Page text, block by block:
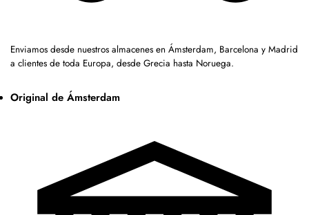
Enviamos desde nuestros almacenes en Ámsterdam, Barcelona y Madrid
a clientes de toda Europa, desde Grecia hasta Noruega.
Original de Ámsterdam